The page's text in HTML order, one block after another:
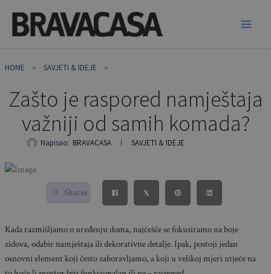
content
HOME SAVJETI & IDEJE
Zašto je raspored namještaja
važniji od samih komada?
Napisao: BRAVACASA SAVJETI & IDEJE
0 Shares
Kada razmišljamo o uređenju doma, najčešće se fokusiramo na boje
zidova, odabir namještaja ili dekorativne detalje. Ipak, postoji jedan
osnovni element koji često zaboravljamo, a koji u velikoj mjeri utječe na